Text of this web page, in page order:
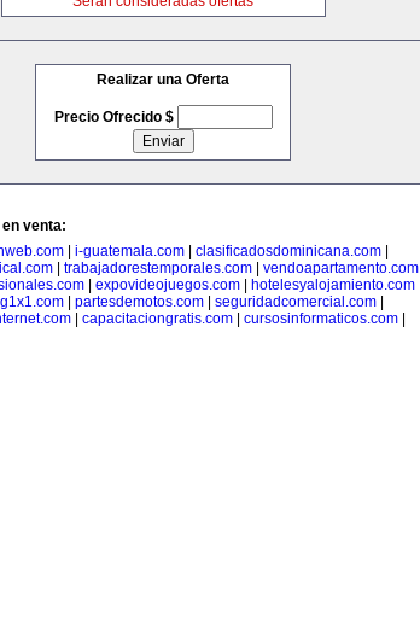
Realizar una Oferta
Precio Ofrecido $
venta:
| i-guatemala.com| clasificadosdominicana.com|
trabajadorestemporales.com vendoapartamento.com
| expovideojuegos.com| hotelesyalojamiento.com|
| partesdemotos.com| seguridadcomercial.com|
| capacitaciongratis.com| cursosinformaticos.com|